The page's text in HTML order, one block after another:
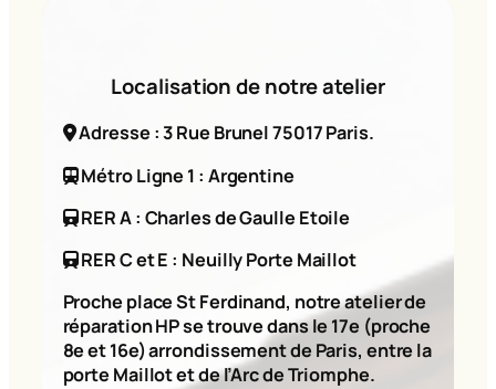
Localisation de notre atelier
Adresse : 3 Rue Brunel 75017 Paris.
Métro Ligne 1 : Argentine
RER A : Charles de Gaulle Etoile
RER C et E : Neuilly Porte Maillot
Proche place St Ferdinand, notre atelier de
réparation HP se trouve dans le 17e (proche
8e et 16e) arrondissement de Paris, entre la
porte Maillot et de l’Arc de Triomphe.